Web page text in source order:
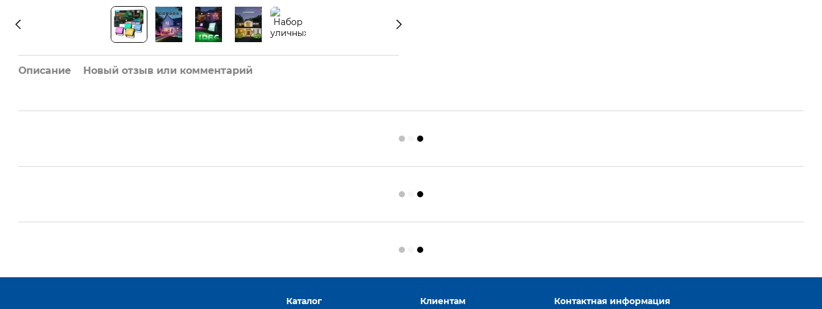
Описание Новый отзыв или комментарий
Каталог Клиентам Контактная информация